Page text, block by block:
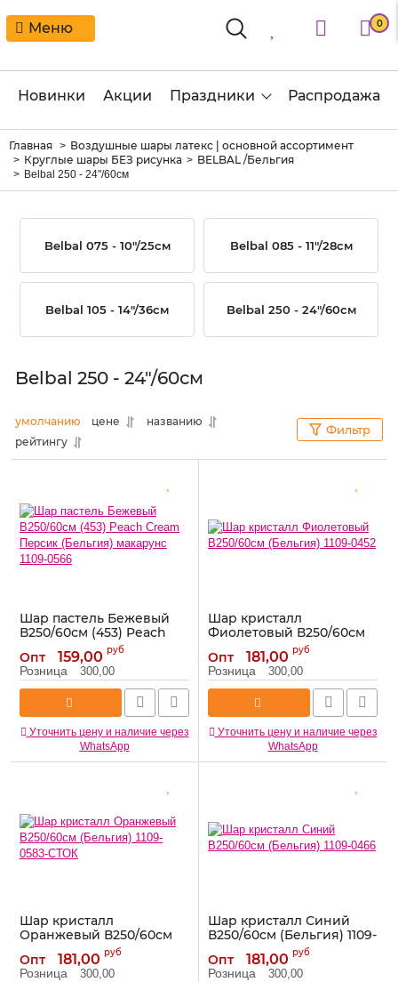
Меню 0
Новинки Акции Праздники Распродажа
Главная
Воздушные шары латекс | основной ассортимент
Круглые шары БЕЗ рисунка
BELBAL /Бельгия
Belbal 250 - 24"/60см
Belbal 075 - 10"/25см Belbal 085 - 11"/28см
Belbal 105 - 14"/36см Belbal 250 - 24"/60см
Belbal 250 - 24"/60см
умолчанию цене
названию
рейтингу
Фильтр
Шар пастель Бежевый
В250/60см (453) Peach
Cream Персик (Бельгия)
макарунс 1109-0566
Артикул: 1109-0566
Опт 159,00 руб
Розница 300,00
Уточнить цену и наличие через
WhatsApp
Шар кристалл
Фиолетовый В250/60см
(Бельгия) 1109-0452
Артикул: 1109-0452
Опт 181,00 руб
Розница 300,00
Уточнить цену и наличие через
WhatsApp
Шар кристалл
Оранжевый В250/60см
(Бельгия) 1109-0583-СТОК
Артикул: 1109-0583-СТОК
Опт 181,00 руб
Розница 300,00
Шар кристалл Синий
В250/60см (Бельгия) 1109-
Артикул: 1109-0466
Опт 181,00 руб
Розница 300,00